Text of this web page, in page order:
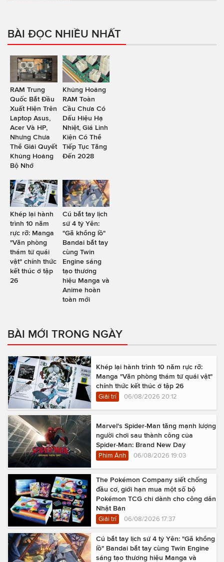
BÀI ĐỌC NHIỀU NHẤT
RAM Trung
Quốc Bắt Đầu
Xuất Hiện Trên
Laptop Asus,
Acer Và HP,
Nhưng Chưa
Thể Giải Quyết
Khủng Hoảng
Bộ Nhớ
Khủng Hoảng
RAM Toàn
Cầu Chưa Có
Dấu Hiệu Hạ
Nhiệt, Giá Linh
Kiện Có Thể
Tiếp Tục Tăng
Đến 2028
Khép lại hành
trình 10 năm
rực rỡ: Manga
"Văn phòng
thám tử quái
vật" chính thức
kết thúc ở tập
26
Cú bắt tay lịch
sử 4 tỷ Yên:
"Gã khổng lồ"
Bandai bắt tay
cùng Twin
Engine sáng
tạo thương
hiệu Manga và
Anime hoàn
toàn mới
BÀI MỚI TRONG NGÀY
Khép lại hành trình 10 năm rực rỡ:
Manga "Văn phòng thám tử quái vật"
chính thức kết thúc ở tập 26
Giải trí 06/08/2026 20:12
Marvel's Spider-Man tăng mạnh lượng
người chơi sau thành công của
Spider-Man: Brand New Day
Phim Ảnh 06/08/2026 19:03
The Pokémon Company siết chống
đầu cơ, giới hạn mua một số bộ
Pokémon TCG chỉ dành cho công dân
Nhật Bản
Giải trí 06/08/2026 17:37
Cú bắt tay lịch sử 4 tỷ Yên: "Gã khổng
lồ" Bandai bắt tay cùng Twin Engine
sáng tạo thương hiệu Manga và